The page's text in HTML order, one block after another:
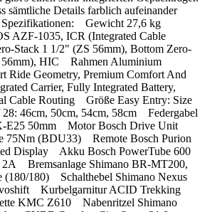
sämtliche Details farblich aufeinander
Spezifikationen: Gewicht 27,6 kg
AZF-1035, ICR (Integrated Cable
Stack 1 1/2" (ZS 56mm), Bottom Zero-
56mm), HIC Rahmen Aluminium
Ride Geometry, Premium Comfort And
Carrier, Fully Integrated Battery,
Cable Routing Größe Easy Entry: Size
28: 46cm, 50cm, 54cm, 58cm Federgabel
E25 50mm Motor Bosch Drive Unit
75Nm (BDU33) Remote Bosch Purion
Display Akku Bosch PowerTube 600
2A Bremsanlage Shimano BR-MT200,
(180/180) Schalthebel Shimano Nexus
Kurbelgarnitur ACID Trekking
KMC Z610 Nabenritzel Shimano